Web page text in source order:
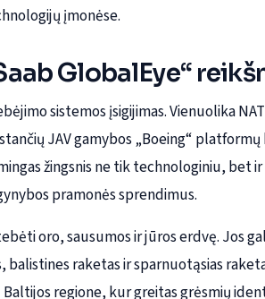
įmonėse.
GlobalEye“
sistemos įsigijimas. Vienuolika
JAV gamybos „Boeing“ platformų
žingsnis ne tik technologiniu, bet
pramonės sprendimus.
oro, sausumos ir jūros erdvę. Jos
raketas ir sparnuotąsias
regione, kur greitas grėsmių